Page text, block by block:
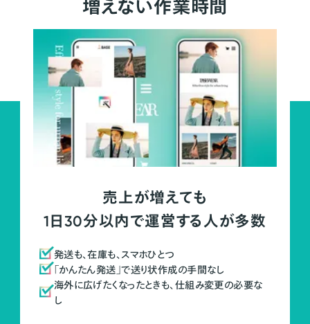
増えない作業時間
売上が増えても
1日30分以内で運営する人が多数
発送も、在庫も、スマホひとつ
「かんたん発送」で送り状作成の手間なし
海外に広げたくなったときも、仕組み変更の必要な
し